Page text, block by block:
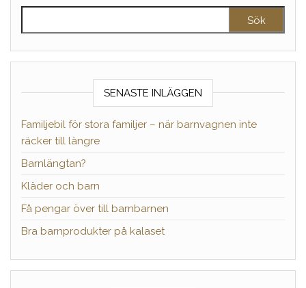
SENASTE INLÄGGEN
Familjebil för stora familjer – när barnvagnen inte
räcker till längre
Barnlängtan?
Kläder och barn
Få pengar över till barnbarnen
Bra barnprodukter på kalaset